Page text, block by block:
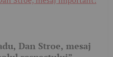
Dan Stroe, mesaj